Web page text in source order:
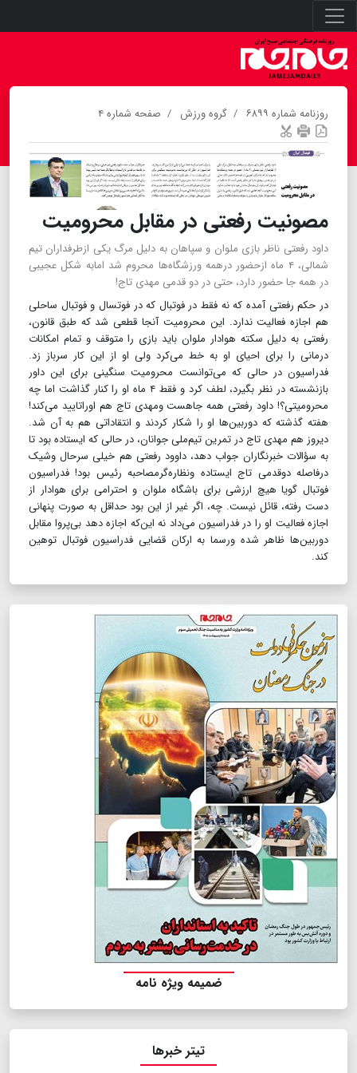
روزنامه شماره ۶۸۹۹ گروه ورزش صفحه شماره ۴
مصونیت رفعتی در مقابل محرومیت
داود رفعتی ناظر بازی ملوان و سپاهان به دلیل مرگ یکی ازطرفداران تیم
شمالی، ۴ ماه ازحضور درهمه ورزشگاه‌ها محروم شد امابه شکل عجیبی
در همه جا حضور دارد، حتی در دو قدمی مهدی تاج!
در حکم رفعتی آمده که نه فقط در فوتبال که در فوتسال و فوتبال ساحلی
هم اجازه فعالیت ندارد. این محرومیت آنجا قطعی شد که طبق قانون،
رفعتی به دلیل سکته هوادار ملوان باید بازی را متوقف و تمام امکانات
درمانی را برای احیای او به خط می‌کرد ولی او از این کار سرباز زد.
فدراسیون در حالی که می‌توانست محرومیت سنگینی برای این داور
بازنشسته در نظر بگیرد، لطف کرد و فقط ۴ ماه او را کنار گذاشت اما چه
محرومیتی؟! داود رفعتی همه جاهست ومهدی تاج هم اوراتایید می‌کند!
هفته گذشته که دوربین‌ها او را شکار کردند و انتقاداتی هم به آن شد.
دیروز هم مهدی تاج در تمرین تیم‌ملی جوانان، در حالی که ایستاده بود تا
به سؤالات خبرنگاران جواب دهد، داوود رفعتی هم خیلی سرحال وشیک
درفاصله دوقدمی ‌تاج ایستاده ونظاره‌گرمصاحبه رئیس بود! فدراسیون
فوتبال گویا هیچ ارزشی برای باشگاه ملوان و احترامی برای هوادار از
دست رفته، قائل نیست. چه، اگر غیر از این بود حداقل به صورت پنهانی
اجازه فعالیت او را در فدراسیون می‌داد نه این‌که اجازه دهد بی‌پروا مقابل
دوربین‌ها ظاهر شده ورسما به ارکان قضایی فدراسیون فوتبال توهین
کند.
ضمیمه ویژه نامه
تیتر خبرها